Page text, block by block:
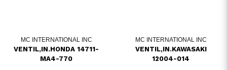
MC INTERNATIONAL INC
VENTIL,IN.HONDA 14711-
MA4-770
MC INTERNATIONAL INC
VENTIL,IN.KAWASAKI
12004-014